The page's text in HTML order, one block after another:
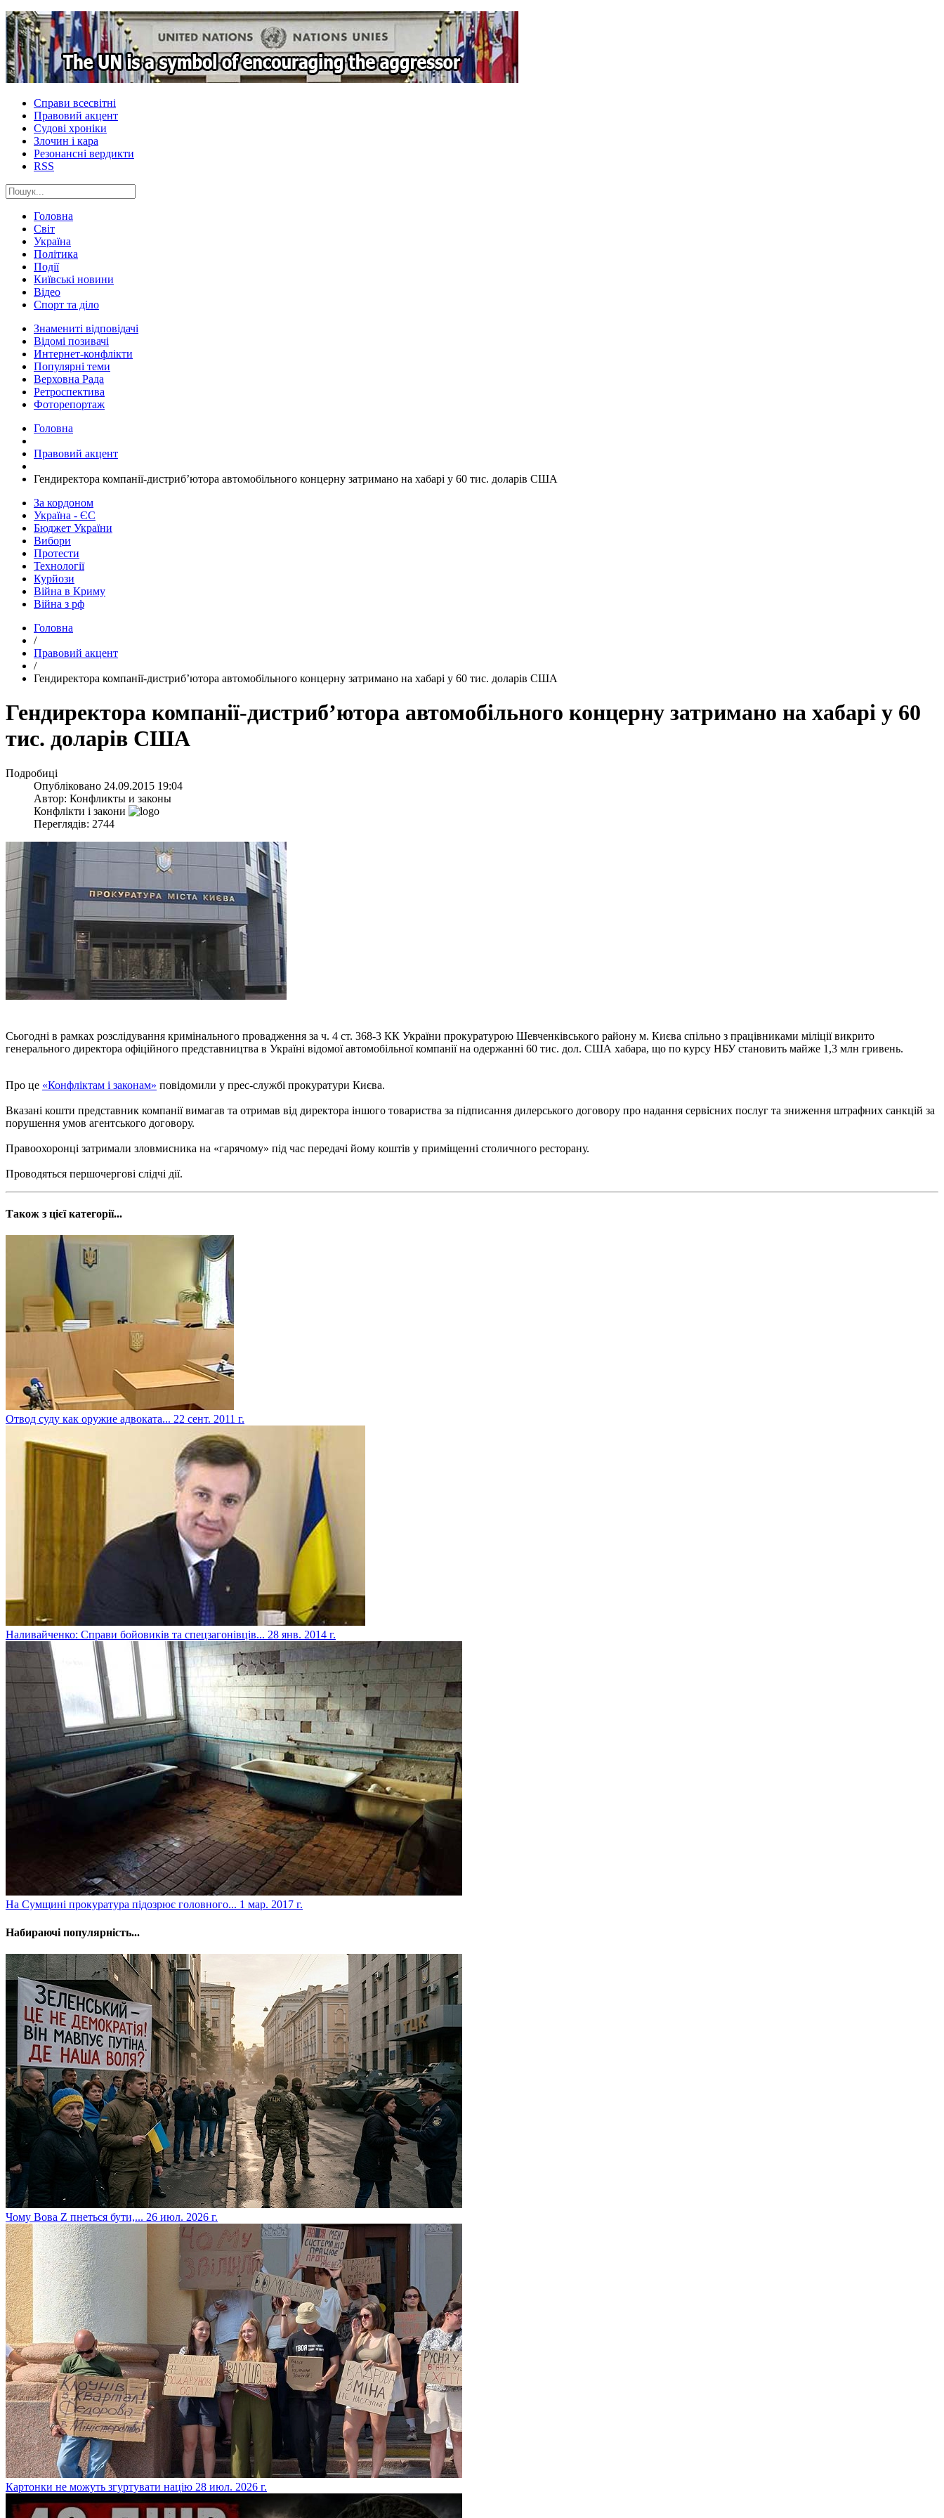
Справи всесвітні
Правовий акцент
Судові хроніки
Злочин і кара
Резонансні вердикти
RSS
Головна
Світ
Україна
Політика
Події
Київські новини
Відео
Спорт та діло
Знамениті відповідачі
Відомі позивачі
Интернет-конфлікти
Популярні теми
Верховна Рада
Ретроспектива
Фоторепортаж
Головна
Правовий акцент
Гендиректора компанії-дистриб’ютора автомобільного концерну затримано на хабарі у 60 тис. доларів США
За кордоном
Україна - ЄС
Бюджет України
Вибори
Протести
Технології
Курйози
Війна в Криму
Війна з рф
Головна
/
Правовий акцент
/
Гендиректора компанії-дистриб’ютора автомобільного концерну затримано на хабарі у 60 тис. доларів США
Гендиректора компанії-дистриб’ютора автомобільного концерну затримано на хабарі у 60
тис. доларів США
Подробиці
Опубліковано 24.09.2015 19:04
Автор: Конфликты и законы
Конфлікти і закони
Переглядів: 2744
Сьогодні в рамках розслідування кримінального провадження за ч. 4 ст. 368-3 КК України прокуратурою Шевченківського району м. Києва спільно з працівниками міліції викрито
генерального директора офіційного представництва в Україні відомої автомобільної компанії на одержанні 60 тис. дол. США хабара, що по курсу НБУ становить майже 1,3 млн гривень.
Про це «Конфліктам і законам» повідомили у прес-службі прокуратури Києва.
Вказані кошти представник компанії вимагав та отримав від директора іншого товариства за підписання дилерського договору про надання сервісних послуг та зниження штрафних санкцій за
порушення умов агентського договору.
Правоохоронці затримали зловмисника на «гарячому» під час передачі йому коштів у приміщенні столичного ресторану.
Проводяться першочергові слідчі дії.
Також з цієї категорії...
Отвод суду как оружие адвоката... 22 сент. 2011 г.
Наливайченко: Справи бойовиків та спецзагонівців... 28 янв. 2014 г.
​На Сумщині прокуратура підозрює головного... 1 мар. 2017 г.
Набираючі популярність...
​Чому Вова Z пнеться бути,... 26 июл. 2026 г.
​Картонки не можуть згуртувати націю 28 июл. 2026 г.